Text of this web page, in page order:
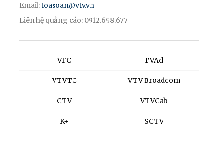
Email:toasoan@vtv.vn
Liên hệ quảng cáo: 0912.698.677
VFC
VTVTC
CTV
K+
TVAd
VTV Broadcom
VTVCab
SCTV